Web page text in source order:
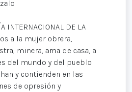
INTERNACIONAL DE LA
a la mujer obrera,
minera, ama de casa, a
del mundo y del pueblo
y contienden en las
de opresión y